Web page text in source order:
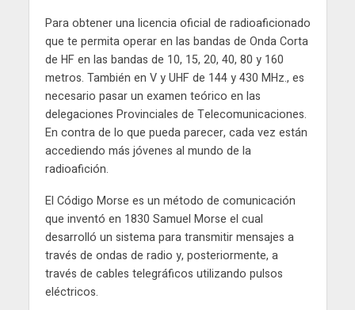
Para obtener una licencia oficial de radioaficionado
que te permita operar en las bandas de Onda Corta
de HF en las bandas de 10, 15, 20, 40, 80 y 160
metros. También en V y UHF de 144 y 430 MHz., es
necesario pasar un examen teórico en las
delegaciones Provinciales de Telecomunicaciones.
En contra de lo que pueda parecer, cada vez están
accediendo más jóvenes al mundo de la
radioafición.
El Código Morse es un método de comunicación
que inventó en 1830 Samuel Morse el cual
desarrolló un sistema para transmitir mensajes a
través de ondas de radio y, posteriormente, a
través de cables telegráficos utilizando pulsos
eléctricos.